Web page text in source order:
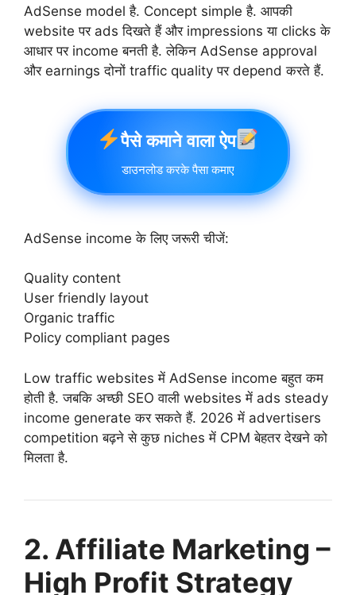
AdSense model है. Concept simple है. आपकी
website पर ads दिखते हैं और impressions या clicks के
आधार पर income बनती है. लेकिन AdSense approval
और earnings दोनों traffic quality पर depend करते हैं.
पैसे कमाने वाला ऐप
डाउनलोड करके पैसा कमाए
AdSense income के लिए जरूरी चीजें:
Quality content
User friendly layout
Organic traffic
Policy compliant pages
Low traffic websites में AdSense income बहुत कम
होती है. जबकि अच्छी SEO वाली websites में ads steady
income generate कर सकते हैं. 2026 में advertisers
competition बढ़ने से कुछ niches में CPM बेहतर देखने को
मिलता है.
2. Affiliate Marketing –
High Profit Strategy